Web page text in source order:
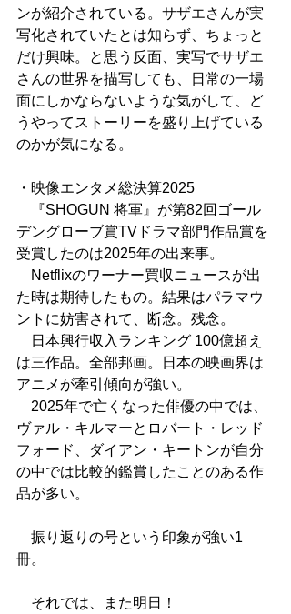
ンが紹介されている。サザエさんが実
写化されていたとは知らず、ちょっと
だけ興味。と思う反面、実写でサザエ
さんの世界を描写しても、日常の一場
面にしかならないような気がして、ど
うやってストーリーを盛り上げている
のかが気になる。
・映像エンタメ総決算2025
『SHOGUN 将軍』が第82回ゴール
デングローブ賞TVドラマ部門作品賞を
受賞したのは2025年の出来事。
Netflixのワーナー買収ニュースが出
た時は期待したもの。結果はパラマウ
ントに妨害されて、断念。残念。
日本興行収入ランキング 100億超え
は三作品。全部邦画。日本の映画界は
アニメが牽引傾向が強い。
2025年で亡くなった俳優の中では、
ヴァル・キルマーとロバート・レッド
フォード、ダイアン・キートンが自分
の中では比較的鑑賞したことのある作
品が多い。
振り返りの号という印象が強い1
冊。
それでは、また明日！